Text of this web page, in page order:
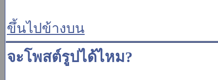
ขึ้นไปข้างบน
จะโพสต์รูปได้ไหม?